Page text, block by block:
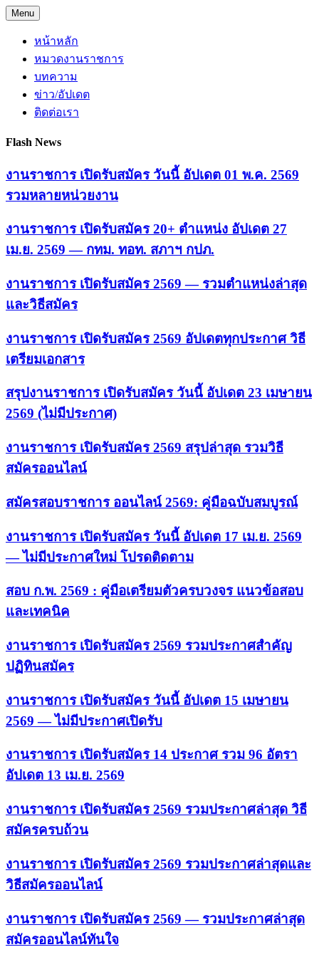
Skip
to
content
Menu
หน้าหลัก
หมวดงานราชการ
บทความ
ข่าว/อัปเดต
ติดต่อเรา
Flash News
งานราชการ เปิดรับสมัคร วันนี้ อัปเดต 01 พ.ค. 2569
รวมหลายหน่วยงาน
งานราชการ เปิดรับสมัคร 20+ ตำแหน่ง อัปเดต 27
เม.ย. 2569 — กทม. ทอท. สภาฯ กปภ.
งานราชการ เปิดรับสมัคร 2569 — รวมตำแหน่งล่าสุด
และวิธีสมัคร
งานราชการ เปิดรับสมัคร 2569 อัปเดตทุกประกาศ วิธี
เตรียมเอกสาร
สรุปงานราชการ เปิดรับสมัคร วันนี้ อัปเดต 23 เมษายน
2569 (ไม่มีประกาศ)
งานราชการ เปิดรับสมัคร 2569 สรุปล่าสุด รวมวิธี
สมัครออนไลน์
สมัครสอบราชการ ออนไลน์ 2569: คู่มือฉบับสมบูรณ์
งานราชการ เปิดรับสมัคร วันนี้ อัปเดต 17 เม.ย. 2569
— ไม่มีประกาศใหม่ โปรดติดตาม
สอบ ก.พ. 2569 : คู่มือเตรียมตัวครบวงจร แนวข้อสอบ
และเทคนิค
งานราชการ เปิดรับสมัคร 2569 รวมประกาศสำคัญ
ปฏิทินสมัคร
งานราชการ เปิดรับสมัคร วันนี้ อัปเดต 15 เมษายน
2569 — ไม่มีประกาศเปิดรับ
งานราชการ เปิดรับสมัคร 14 ประกาศ รวม 96 อัตรา
อัปเดต 13 เม.ย. 2569
งานราชการ เปิดรับสมัคร 2569 รวมประกาศล่าสุด วิธี
สมัครครบถ้วน
งานราชการ เปิดรับสมัคร 2569 รวมประกาศล่าสุดและ
วิธีสมัครออนไลน์
งานราชการ เปิดรับสมัคร 2569 — รวมประกาศล่าสุด
สมัครออนไลน์ทันใจ